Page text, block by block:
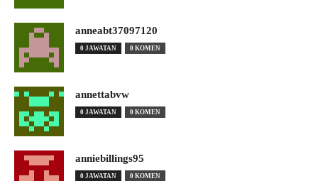
anneabt37097120
0 JAWATAN 0 KOMEN
annettabvw
0 JAWATAN 0 KOMEN
anniebillings95
0 JAWATAN 0 KOMEN